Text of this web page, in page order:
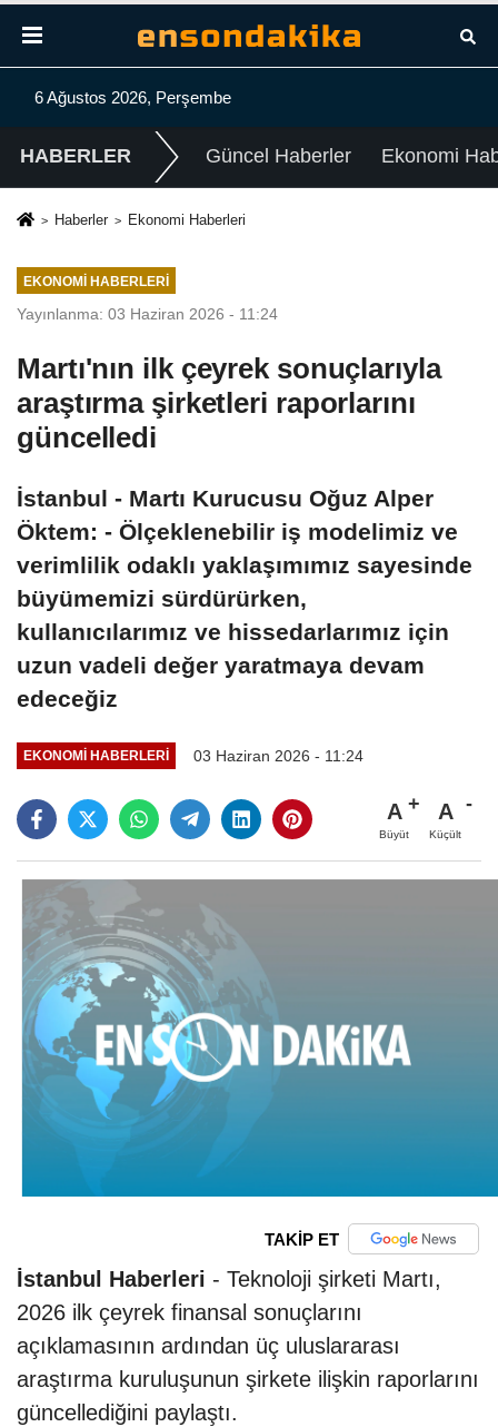
6 Ağustos 2026, Perşembe
HABERLER Güncel Haberler Ekonomi
Haberler Ekonomi Haberleri
EKONOMI HABERLERI
Yayınlanma: 03 Haziran 2026 - 11:24
Martı'nın ilk çeyrek sonuçlarıyla
araştırma şirketleri raporlarını
güncelledi
İstanbul - Martı Kurucusu Oğuz Alper
Öktem: - Ölçeklenebilir iş modelimiz ve
verimlilik odaklı yaklaşımımız sayesinde
büyümemizi sürdürürken,
kullanıcılarımız ve hissedarlarımız için
uzun vadeli değer yaratmaya devam
edeceğiz
EKONOMI HABERLERI 03 Haziran 2026 - 11:24
A
Büyüt
A
Küçült
TAKİP ET
İstanbul Haberleri - Teknoloji şirketi Martı,
2026 ilk çeyrek finansal sonuçlarını
açıklamasının ardından üç uluslararası
araştırma kuruluşunun şirkete ilişkin raporlarını
güncellediğini paylaştı.